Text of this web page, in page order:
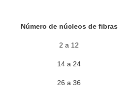
Número de núcleos de fibras
2 a 12
14 a 24
26 a 36